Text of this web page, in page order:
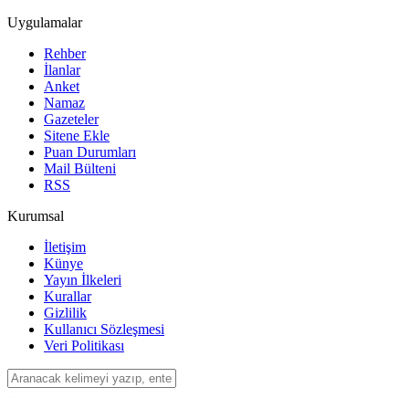
Uygulamalar
Rehber
İlanlar
Anket
Namaz
Gazeteler
Sitene Ekle
Puan Durumları
Mail Bülteni
RSS
Kurumsal
İletişim
Künye
Yayın İlkeleri
Kurallar
Gizlilik
Kullanıcı Sözleşmesi
Veri Politikası